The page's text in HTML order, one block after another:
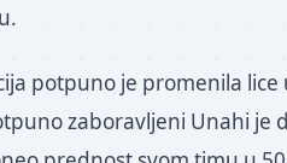
potpuno je promenila lice
zaboravljeni Unahi je